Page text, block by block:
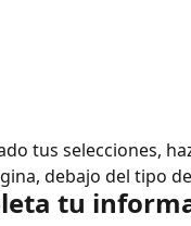
tus selecciones,
debajo del tipo
tu